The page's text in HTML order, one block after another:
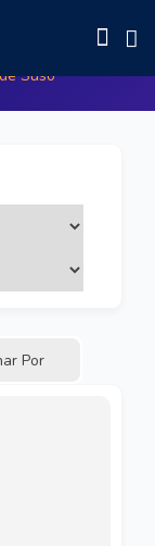
de Suso
Suso
Por